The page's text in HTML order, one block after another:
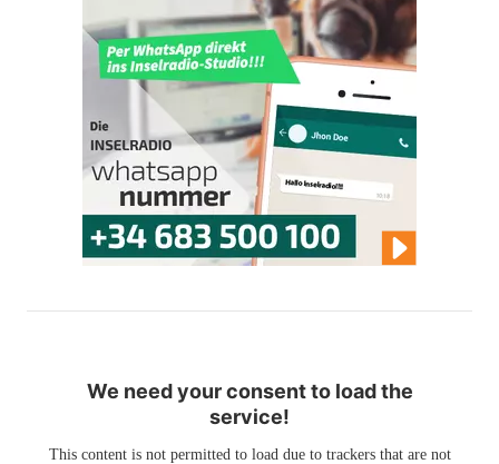
We need your consent to load the
service!
This content is not permitted to load due to trackers that are not